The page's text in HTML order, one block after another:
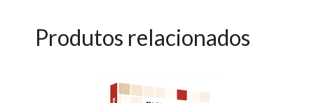
Produtos relacionados